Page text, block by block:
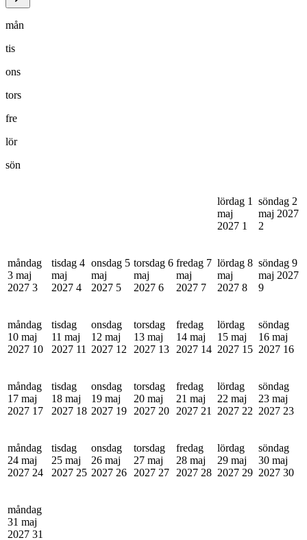
mån
tis
ons
tors
fre
lör
sön
lördag 1
maj
2027 1
söndag 2
maj 2027
2
måndag
3 maj
2027 3
tisdag 4
maj
2027 4
onsdag 5
maj
2027 5
torsdag 6
maj
2027 6
fredag 7
maj
2027 7
lördag 8
maj
2027 8
söndag 9
maj 2027
9
måndag
10 maj
2027 10
tisdag
11 maj
2027 11
onsdag
12 maj
2027 12
torsdag
13 maj
2027 13
fredag
14 maj
2027 14
lördag
15 maj
2027 15
söndag
16 maj
2027 16
måndag
17 maj
2027 17
tisdag
18 maj
2027 18
onsdag
19 maj
2027 19
torsdag
20 maj
2027 20
fredag
21 maj
2027 21
lördag
22 maj
2027 22
söndag
23 maj
2027 23
måndag
24 maj
2027 24
tisdag
25 maj
2027 25
onsdag
26 maj
2027 26
torsdag
27 maj
2027 27
fredag
28 maj
2027 28
lördag
29 maj
2027 29
söndag
30 maj
2027 30
måndag
31 maj
2027 31